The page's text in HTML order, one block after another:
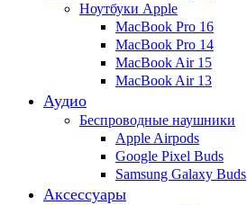
Ноутбуки Apple
MacBook Pro 16
MacBook Pro 14
MacBook Air 15
MacBook Air 13
Аудио
Беспроводные наушники
Apple Airpods
Google Pixel Buds
Samsung Galaxy Buds
Аксессуары